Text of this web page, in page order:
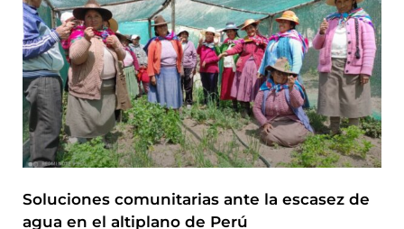
Soluciones comunitarias ante la escasez de
agua en el altiplano de Perú